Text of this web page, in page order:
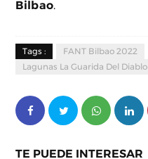
Bilbao
Tags : FANT Bilbao 2022
Lagunas La Guarida Del Diablo
TE PUEDE INTERESAR